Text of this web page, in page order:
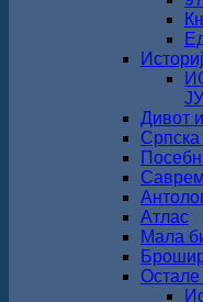
Дивот
Атлас
Мала